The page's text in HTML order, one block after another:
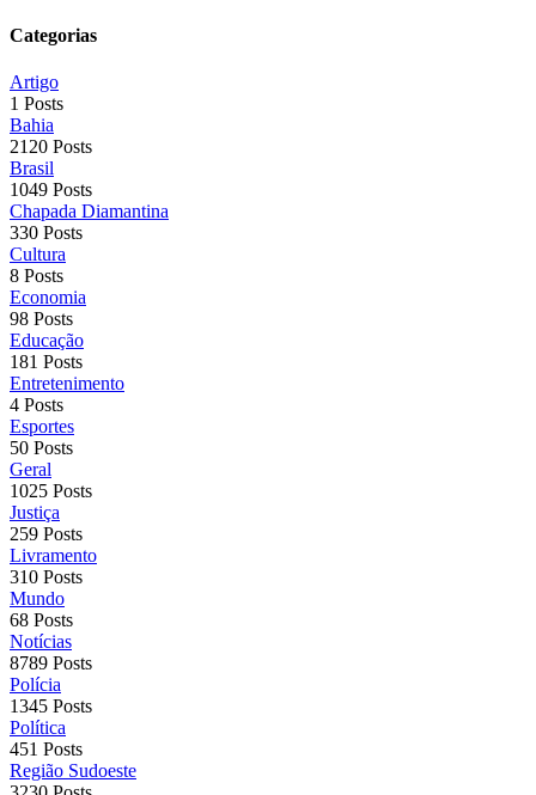
Categorias
Artigo
1 Posts
Bahia
2120 Posts
Brasil
1049 Posts
Chapada Diamantina
330 Posts
Cultura
8 Posts
Economia
98 Posts
Educação
181 Posts
Entretenimento
4 Posts
Esportes
50 Posts
Geral
1025 Posts
Justiça
259 Posts
Livramento
310 Posts
Mundo
68 Posts
Notícias
8789 Posts
Polícia
1345 Posts
Política
451 Posts
Região Sudoeste